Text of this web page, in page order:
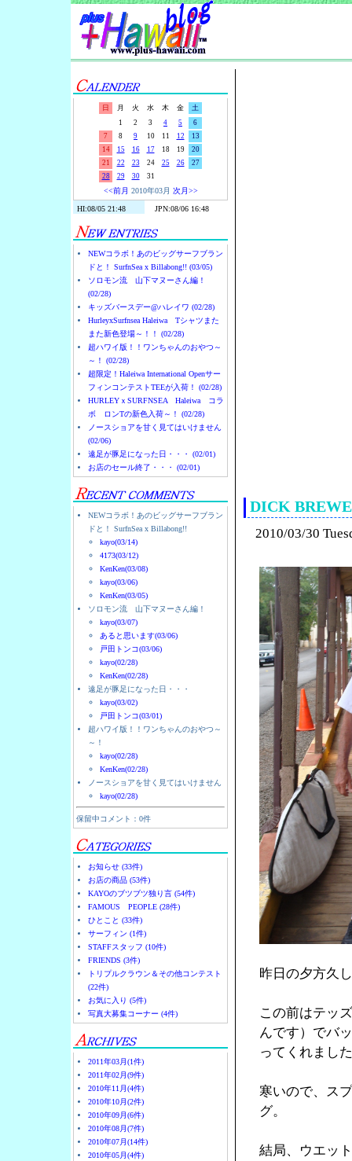
日 月 火 水 木 金
土
1
2 3 4 5
6
7
8 9 10 11 12
13
14
15 16 17 18 19
20
21
22 23 24 25 26
27
28
29 30 31
<<前月 2010年03月 次月>>
NEWコラボ！あのビッグサーフブラン
ドと！ SurfnSea x Billabong!! (03/05)
ソロモン流 山下マヌーさん編！
(02/28)
キッズバースデー@ハレイワ (02/28)
HurleyxSurfnsea Haleiwa Tシャツまた
また新色登場～！！ (02/28)
超ハワイ版！！ワンちゃんのおやつ～
～！ (02/28)
超限定！Haleiwa International Openサー
フィンコンテストTEEが入荷！ (02/28)
HURLEYｘSURFNSEA Haleiwa コラ
ボ ロンTの新色入荷～！ (02/28)
ノースショアを甘く見てはいけません
(02/06)
遠足が豚足になった日・・・ (02/01)
お店のセール終了・・・ (02/01)
NEWコラボ！あのビッグサーフブラン
ドと！ SurfnSea x Billabong!!
kayo(03/14)
4173(03/12)
KenKen(03/08)
kayo(03/06)
KenKen(03/05)
ソロモン流 山下マヌーさん編！
kayo(03/07)
あると思います(03/06)
戸田トンコ(03/06)
kayo(02/28)
KenKen(02/28)
遠足が豚足になった日・・・
kayo(03/02)
戸田トンコ(03/01)
超ハワイ版！！ワンちゃんのおやつ～
～！
kayo(02/28)
KenKen(02/28)
ノースショアを甘く見てはいけません
kayo(02/28)
保留中コメント：0件
お知らせ (33件)
お店の商品 (53件)
KAYOのブツブツ独り言 (54件)
FAMOUS PEOPLE (28件)
ひとこと (33件)
サーフィン (1件)
STAFFスタッフ (10件)
FRIENDS (3件)
トリプルクラウン＆その他コンテスト
(22件)
お気に入り (5件)
写真大募集コーナー (4件)
2011年03月(1件)
2011年02月(9件)
2010年11月(4件)
2010年10月(2件)
2010年09月(6件)
2010年08月(7件)
2010年07月(14件)
2010年05月(4件)
DICK
2010/03/30
昨日の夕方久
この前はテッ
んです）でバ
ってくれまし
寒いので、ス
グ。
結局、ウエッ